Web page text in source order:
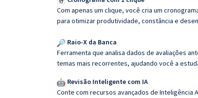
Com apenas um clique, você cria um
para otimizar produtividade, constância e
Raio-X da Banca
Ferramenta que analisa dados de avaliações
temas mais recorrentes, ajudando você a
Revisão Inteligente com IA
Conte com recursos avançados de Inteligência